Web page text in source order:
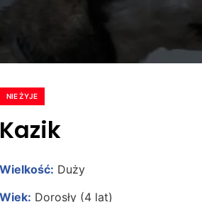
NIE ŻYJE
Kazik
Wielkość: Duży
Wiek: Dorosły (4 lat)